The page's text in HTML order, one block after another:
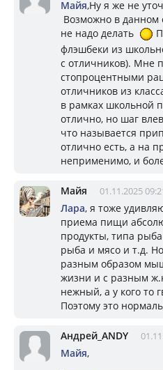
Майя,Ну я же не
Возможно в данном
не надо делать
флэшбеки из
с отличников). Мне
стопроцентными
отличников из
в рамках школьной
отлично, но шаг
что называется
отлично есть, а на
неприменимо, и
Майя 01.11.2025
Лара, я тоже
приема пищи
продукты, типа
рыба и мясо и т.д.
разным образом
жизни и с разным
нежный, а у кого то
Поэтому это
Андрей_ANDY
Майя,